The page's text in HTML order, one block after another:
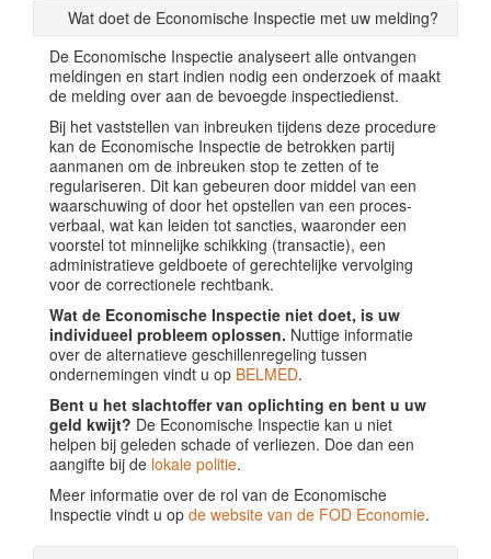
Wat doet de Economische Inspectie met uw melding?
De Economische Inspectie analyseert alle ontvangen
meldingen en start indien nodig een onderzoek of maakt
de melding over aan de bevoegde inspectiedienst.
Bij het vaststellen van inbreuken tijdens deze procedure
kan de Economische Inspectie de betrokken partij
aanmanen om de inbreuken stop te zetten of te
regulariseren. Dit kan gebeuren door middel van een
waarschuwing of door het opstellen van een proces-
verbaal, wat kan leiden tot sancties, waaronder een
voorstel tot minnelijke schikking (transactie), een
administratieve geldboete of gerechtelijke vervolging
voor de correctionele rechtbank.
Wat de Economische Inspectie niet doet, is uw
individueel probleem oplossen. Nuttige informatie
over de alternatieve geschillenregeling tussen
ondernemingen vindt u op BELMED.
Bent u het slachtoffer van oplichting en bent u uw
geld kwijt? De Economische Inspectie kan u niet
helpen bij geleden schade of verliezen. Doe dan een
aangifte bij de lokale politie.
Meer informatie over de rol van de Economische
Inspectie vindt u op de website van de FOD Economie.